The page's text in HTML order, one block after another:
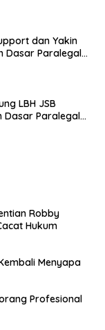
dan Yakin
Dasar Paralegal
LBH JSB
Dasar Paralegal
Robby
Hukum
Menyapa
Profesional